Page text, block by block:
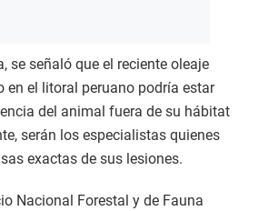
se señaló que el reciente oleaje
en el litoral peruano podría estar
del animal fuera de su hábitat
serán los especialistas quienes
exactas de sus lesiones.
Nacional Forestal y de Fauna